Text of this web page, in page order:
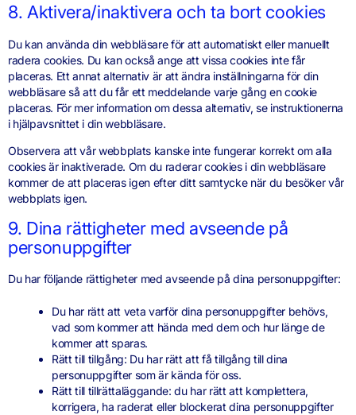
8. Aktivera/inaktivera och ta bort cookies
Du kan använda din webbläsare för att automatiskt eller manuellt
radera cookies. Du kan också ange att vissa cookies inte får
placeras. Ett annat alternativ är att ändra inställningarna för din
webbläsare så att du får ett meddelande varje gång en cookie
placeras. För mer information om dessa alternativ, se instruktionerna
i hjälpavsnittet i din webbläsare.
Observera att vår webbplats kanske inte fungerar korrekt om alla
cookies är inaktiverade. Om du raderar cookies i din webbläsare
kommer de att placeras igen efter ditt samtycke när du besöker vår
webbplats igen.
9. Dina rättigheter med avseende på
personuppgifter
Du har följande rättigheter med avseende på dina personuppgifter:
Du har rätt att veta varför dina personuppgifter behövs,
vad som kommer att hända med dem och hur länge de
kommer att sparas.
Rätt till tillgång: Du har rätt att få tillgång till dina
personuppgifter som är kända för oss.
Rätt till tillrättaläggande: du har rätt att komplettera,
korrigera, ha raderat eller blockerat dina personuppgifter